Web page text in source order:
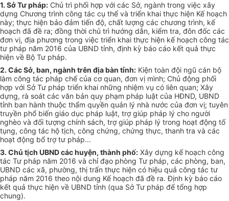
1. Sở Tưpháp: Chủ trì phối hợp với các Sở, ngành trong việc xây
dựng Chương trình công tác cụ thể và triển khai thực hiện Kế hoạch
này; thực hiện bảo đảm tiến độ, chất lượng các chương trình, kế
hoạch đã đề ra; đồng thời chủ trì hướng dẫn, kiểm tra, đôn đốc các
đơn vị, địa phương trong việc triển khai thực hiện kế hoạch công tác
tư pháp năm 2016 của UBND tỉnh, định kỳ báo cáo kết quả thực
hiện về Bộ Tư pháp.
2. Các Sở, ban, ngành trên địa bàn tỉnh: Kiện toàn đội ngũ cán bộ
làm công tác pháp chế của cơ quan, đơn vị mình; Chủ động phối
hợp với Sở Tư pháp triển khai những nhiệm vụ có liên quan; Xây
dựng, rà soát các văn bản quy phạm pháp luật của HĐND, UBND
tỉnh ban hành thuộc thẩm quyền quản lý nhà nước của đơn vị; tuyên
truyền phổ biến giáo dục pháp luật, trợ giúp pháp lý cho người
nghèo và đối tượng chính sách, trợ giúp pháp lý trong hoạt động tố
tụng, công tác hộ tịch, công chứng, chứng thực, thanh tra và các
hoạt động bổ trợ tư pháp...
3. Chủ tịch UBND các huyện, thành phố: Xây dựng kế hoạch công
tác Tư pháp năm 2016 và chỉ đạo phòng Tư pháp, các phòng, ban,
UBND các xã, phường, thị trấn thực hiện có hiệu quả công tác tư
pháp năm 2016 theo nội dung Kế hoạch đã đề ra. Định kỳ báo cáo
kết quả thực hiện về UBND tỉnh (qua Sở Tư pháp để tổng hợp
chung).